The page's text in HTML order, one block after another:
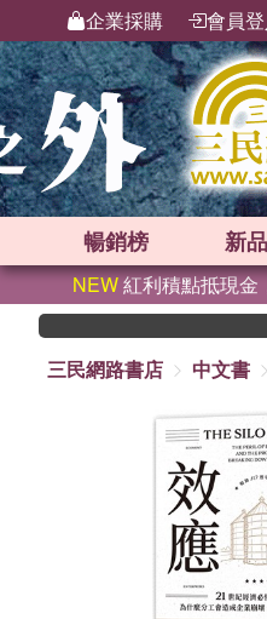
企業採購 會員
暢銷榜 新品
NEW紅利積點抵現金
三民網路書店
中文書